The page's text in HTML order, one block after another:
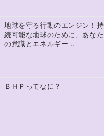
地球を守る行動のエンジン！持
続可能な地球のために、あなた
の意識とエネルギー...
ＢＨＰってなに？